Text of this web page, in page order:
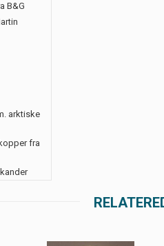
B&G
arktiske
fra